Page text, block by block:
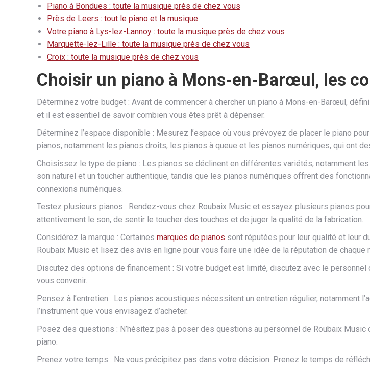
Piano à Bondues : toute la musique près de chez vous
Près de Leers : tout le piano et la musique
Votre piano à Lys-lez-Lannoy : toute la musique près de chez vous
Marquette-lez-Lille : toute la musique près de chez vous
Croix : toute la musique près de chez vous
Choisir un piano à Mons-en-Barœul, les
Déterminez votre budget : Avant de commencer à chercher un piano à Mons-en-Barœul,
et il est essentiel de savoir combien vous êtes prêt à dépenser.
Déterminez l’espace disponible : Mesurez l’espace où vous prévoyez de placer le piano
pianos, notamment les pianos droits, les pianos à queue et les pianos numériques, qui ont
Choisissez le type de piano : Les pianos se déclinent en différentes variétés, notamment
son naturel et un toucher authentique, tandis que les pianos numériques offrent des
connexions numériques.
Testez plusieurs pianos : Rendez-vous chez Roubaix Music et essayez plusieurs pianos
attentivement le son, de sentir le toucher des touches et de juger la qualité de la fabrication.
Considérez la marque : Certaines marques de pianos sont réputées pour leur qualité et leur
Roubaix Music et lisez des avis en ligne pour vous faire une idée de la réputation de chaque
Discutez des options de financement : Si votre budget est limité, discutez avec le
vous convenir.
Pensez à l’entretien : Les pianos acoustiques nécessitent un entretien régulier, notamment
l’instrument que vous envisagez d’acheter.
Posez des questions : N’hésitez pas à poser des questions au personnel de Roubaix Music
piano.
Prenez votre temps : Ne vous précipitez pas dans votre décision. Prenez le temps de